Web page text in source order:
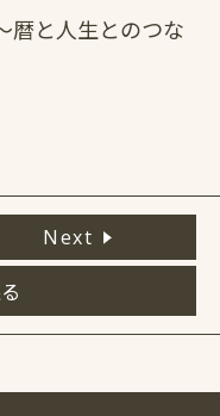
暦と人生とのつな
Next